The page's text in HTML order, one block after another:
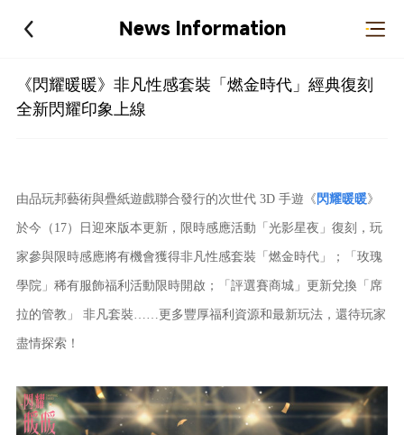
News Information
《閃耀暖暖》非凡性感套裝「燃金時代」經典復刻
全新閃耀印象上線
由品玩邦藝術與疊紙遊戲聯合發行的次世代 3D 手遊《 閃耀暖暖》
於今（17）日迎來版本更新，限時感應活動「光影星夜」復刻，玩
家參與限時感應將有機會獲得非凡性感套裝「燃金時代」；「玫瑰
學院」稀有服飾福利活動限時開啟；「評選賽商城」更新兌換「席
拉的管教」 非凡套裝……更多豐厚福利資源和最新玩法，還待玩家
盡情探索！